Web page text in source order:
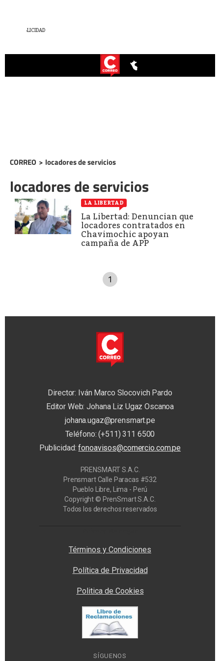
CORREO > locadores de servicios
locadores de servicios
LA LIBERTAD
La Libertad: Denuncian que
locadores contratados en
Chavimochic apoyan
campaña de APP
1
Director: Iván Marco Slocovich Pardo
Editor Web: Johana Liz Ugaz Oscanoa
johana.ugaz@prensmart.pe
Teléfono: (+511) 311 6500
Publicidad:fonoavisos@comercio.com.pe
PRENSMART S.A.C.
Prensmart Calle Paracas #532
Pueblo Libre, Lima - Perú
Copyright © PrenSmart S.A.C.
Todos los derechos reservados
Términos y Condiciones
Política de Privacidad
Politica de Cookies
SÍGUENOS